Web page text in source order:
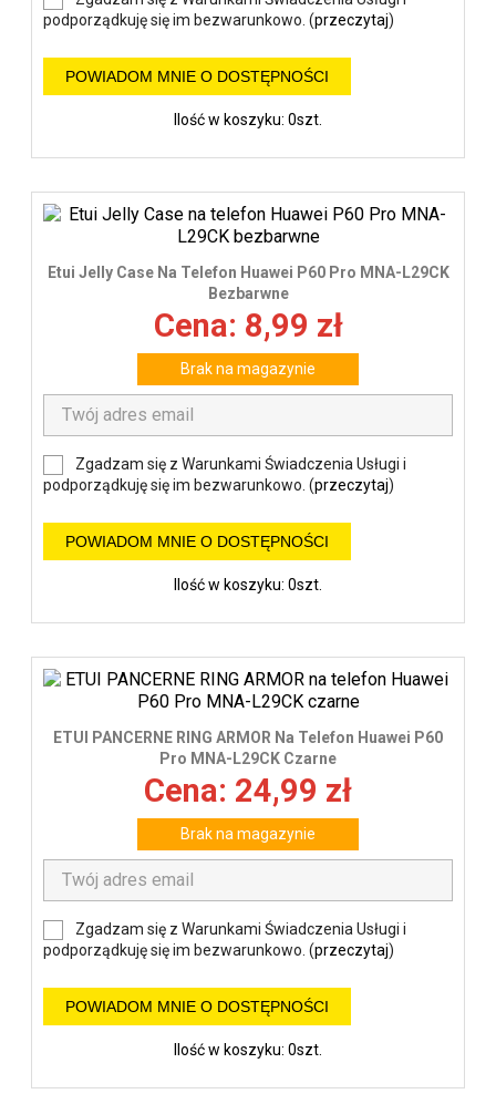
podporządkuję się im bezwarunkowo. (przeczytaj)
POWIADOM MNIE O DOSTĘPNOŚCI
Ilość w koszyku: 0szt.
Etui Jelly Case Na Telefon Huawei P60 Pro MNA-L29CK
Bezbarwne
Cena: 8,99 zł
Brak na magazynie
Zgadzam się z Warunkami Świadczenia Usługi i
podporządkuję się im bezwarunkowo. (przeczytaj)
POWIADOM MNIE O DOSTĘPNOŚCI
Ilość w koszyku: 0szt.
ETUI PANCERNE RING ARMOR Na Telefon Huawei P60
Pro MNA-L29CK Czarne
Cena: 24,99 zł
Brak na magazynie
Zgadzam się z Warunkami Świadczenia Usługi i
podporządkuję się im bezwarunkowo. (przeczytaj)
POWIADOM MNIE O DOSTĘPNOŚCI
Ilość w koszyku: 0szt.